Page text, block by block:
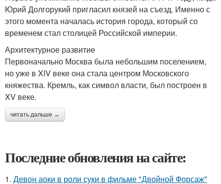
Юрий Долгорукий пригласил князей на съезд. Именно с
этого момента началась история города, который со
временем стал столицей Российской империи.
Архитектурное развитие
Первоначально Москва была небольшим поселением,
но уже в XIV веке она стала центром Московского
княжества. Кремль, как символ власти, был построен в
XV веке.
читать дальше →
Последние обновления на сайте:
1. Девон аоки в роли суки в фильме "Двойной Форсаж"